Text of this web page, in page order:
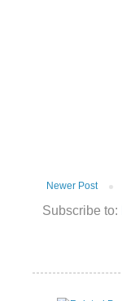
Newer Post
Subscribe to: